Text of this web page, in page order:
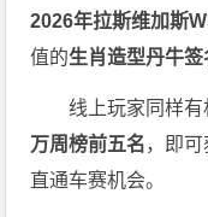
2026年拉斯维加斯
值的生肖造型丹牛
线上玩家同样
万周榜前五名，即
直通车赛机会。